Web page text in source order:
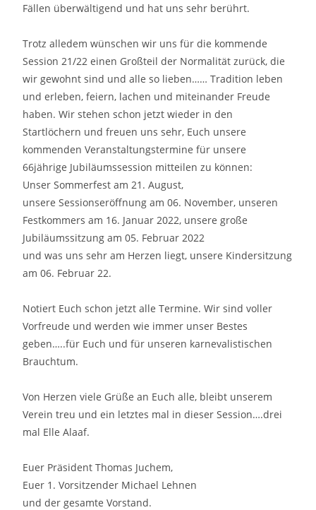
Fällen überwältigend und hat uns sehr berührt.
Trotz alledem wünschen wir uns für die kommende
Session 21/22 einen Großteil der Normalität zurück, die
wir gewohnt sind und alle so lieben…… Tradition leben
und erleben, feiern, lachen und miteinander Freude
haben. Wir stehen schon jetzt wieder in den
Startlöchern und freuen uns sehr, Euch unsere
kommenden Veranstaltungstermine für unsere
66jährige Jubiläumssession mitteilen zu können:
Unser Sommerfest am 21. August,
unsere Sessionseröffnung am 06. November, unseren
Festkommers am 16. Januar 2022, unsere große
Jubiläumssitzung am 05. Februar 2022
und was uns sehr am Herzen liegt, unsere Kindersitzung
am 06. Februar 22.
Notiert Euch schon jetzt alle Termine. Wir sind voller
Vorfreude und werden wie immer unser Bestes
geben…..für Euch und für unseren karnevalistischen
Brauchtum.
Von Herzen viele Grüße an Euch alle, bleibt unserem
Verein treu und ein letztes mal in dieser Session….drei
mal Elle Alaaf.
Euer Präsident Thomas Juchem,
Euer 1. Vorsitzender Michael Lehnen
und der gesamte Vorstand.